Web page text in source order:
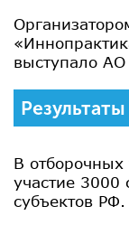
выступало
В отборочных
участие 3000
субъектов РФ.